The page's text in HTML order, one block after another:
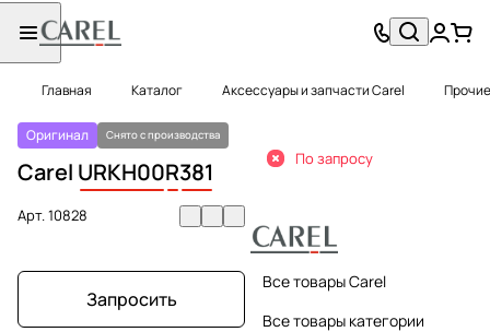
Главная Каталог Аксессуары и запчасти Carel
Оригинал Снято с производства
Carel URKH00R381
Арт.10828
Запросить
По запросу
Все товары Carel
Все товары категории